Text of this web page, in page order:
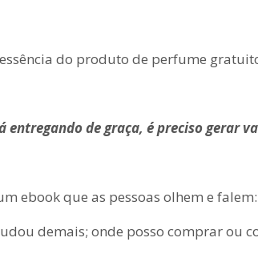
do produto de perfume
entregando de graça, é preciso gerar
ebook que as pessoas olhem e
demais; onde posso comprar ou